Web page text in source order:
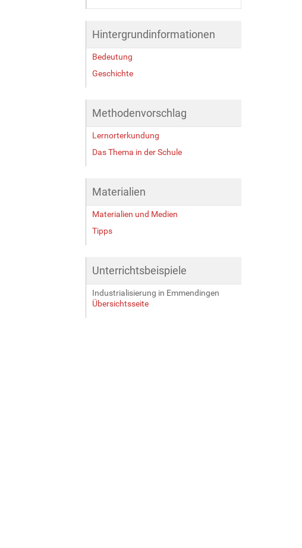
Hintergrundinformationen
Bedeutung
Geschichte
Methodenvorschlag
Lernorterkundung
Das Thema in der Schule
Materialien
Materialien und Medien
Tipps
Unterrichtsbeispiele
Industrialisierung in Emmendingen
Übersichtsseite